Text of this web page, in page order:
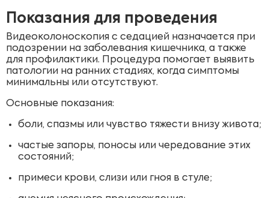
Показания для проведения
Видеоколоноскопия с седацией назначается при
подозрении на заболевания кишечника, а также
для профилактики. Процедура помогает выявить
патологии на ранних стадиях, когда симптомы
минимальны или отсутствуют.
Основные показания:
боли, спазмы или чувство тяжести внизу живота;
частые запоры, поносы или чередование этих
состояний;
примеси крови, слизи или гноя в стуле;